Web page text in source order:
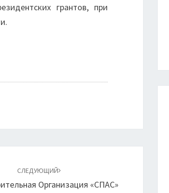
грантов, при
СЛЕДУЮЩИЙ
Организация «СПАС»